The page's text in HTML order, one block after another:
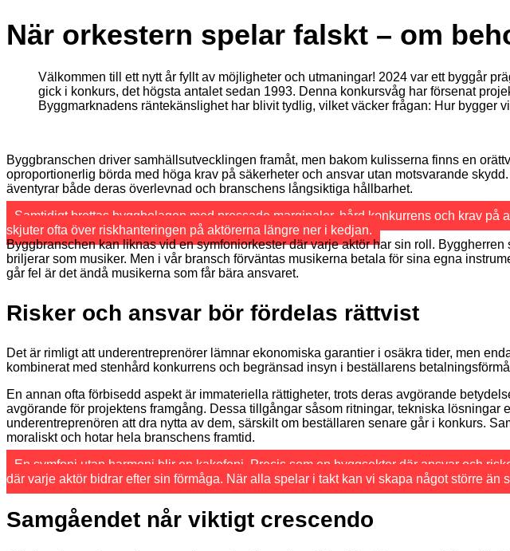
När orkestern spelar falskt – om
Välkommen till ett nytt år fyllt av möjligheter och utmaningar! 2024 var ett byggår
gick i konkurs, det högsta antalet sedan 1993. Denna konkursvåg har försenat
Byggmarknadens räntekänslighet har blivit tydlig, vilket väcker frågan: Hur bygger
Byggbranschen driver samhällsutvecklingen framåt, men bakom kulisserna finns en
oproportionerlig börda med höga krav på säkerheter och ansvar utan motsvarande
äventyrar både deras överlevnad och branschens långsiktiga hållbarhet.
Samtidigt brottas byggbolagen med pressade marginaler, hård konkurrens och krav
skjuter ofta över riskhanteringen på aktörerna längre ner i kedjan.
Byggbranschen kan liknas vid en symfoniorkester där varje aktör har sin roll.
briljerar som musiker. Men i vår bransch förväntas musikerna betala för sina egna
går fel är det ändå musikerna som får bära ansvaret.
Risker och ansvar bör fördelas rättvist
Det är rimligt att underentreprenörer lämnar ekonomiska garantier i osäkra tider, men
kombinerat med stenhård konkurrens och begränsad insyn i beställarens
En annan ofta förbisedd aspekt är immateriella rättigheter, trots deras avgörande
avgörande för projektens framgång. Dessa tillgångar såsom ritningar, tekniska
underentreprenören att dra nytta av dem, särskilt om beställaren senare går i konkurs.
moraliskt och hotar hela branschens framtid.
En symfoni utan harmoni blir en kakofoni. Precis som en byggsektor där ansvar och
där varje aktör bidrar efter sin förmåga. När alla spelar i takt kan vi skapa något större än
Samgåendet når viktigt crescendo